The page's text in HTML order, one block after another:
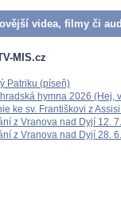
videa, filmy či
MIS.cz
Patriku (píseň)
hymna 2026 (Hej,
ke sv. Františkovi z
z Vranova nad Dyjí 12.
z Vranova nad Dyjí 28.